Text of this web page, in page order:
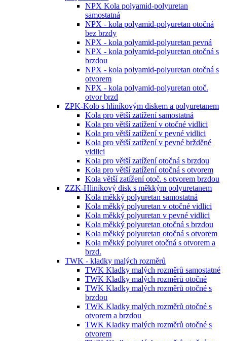
NPX Kola polyamid-polyuretan
samostatná
NPX - kola polyamid-polyuretan otočná
bez brzdy
NPX - kola polyamid-polyuretan pevná
NPX - kola polyamid-polyuretan otočná s
brzdou
NPX - kola polyamid-polyuretan otočná s
otvorem
NPX - kola polyamid-polyuretan otoč.
otvor brzd
ZPK-Kolo s hliníkovým diskem a polyuretanem
Kola pro větší zatížení samostatná
Kola pro větší zatížení v otočné vidlici
Kola pro větší zatížení v pevné vidlici
Kola pro větší zatížení v pevné bržděné
vidlici
Kola pro větší zatížení otočná s brzdou
Kola pro větší zatížení otočná s otvorem
Kola větší zatížení otoč. s otvorem brzdou
ZZK-Hliníkový disk s měkkým polyuretanem
Kola měkký polyuretan samostatná
Kola měkký polyuretan v otočné vidlici
Kola měkký polyuretan v pevné vidlici
Kola měkký polyuretan otočná s brzdou
Kola měkký polyuretan otočná s otvorem
Kola měkký polyuret otočná s otvorem a
brzd.
TWK - kladky malých rozměrů
TWK Kladky malých rozměrů samostatné
TWK Kladky malých rozměrů otočné
TWK Kladky malých rozměrů otočné s
brzdou
TWK Kladky malých rozměrů otočné s
otvorem a brzdou
TWK Kladky malých rozměrů otočné s
otvorem